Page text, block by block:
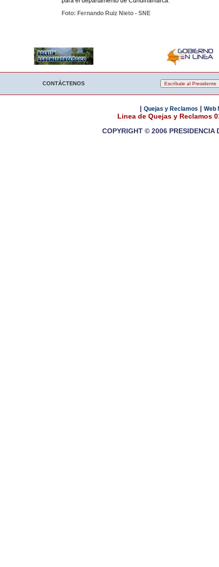
Foto: Fernando Ruiz Nieto - SNE
CONTÁCTENOS
| Quejas y Reclamos | Web
Linea de Quejas y Reclamos
COPYRIGHT © 2006 PRESIDENCIA